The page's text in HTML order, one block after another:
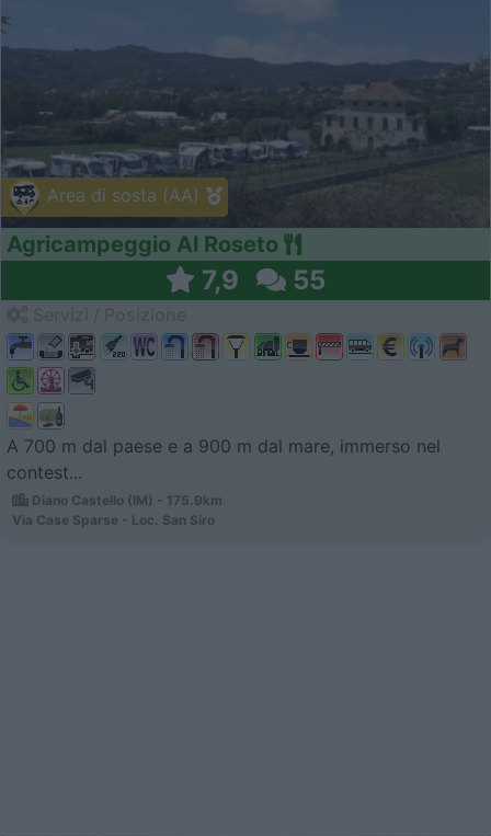
Area di sosta (AA)
Agricampeggio Al Roseto
7,9 55
A 700 m dal paese e a 900 m dal mare, immerso nel
contest...
Diano Castello (IM) - 175.9km
Via Case Sparse - Loc. San Siro